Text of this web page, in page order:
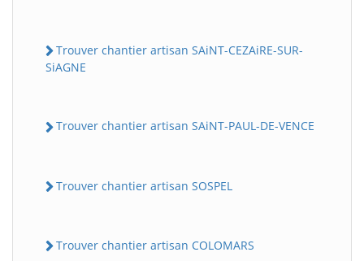
Trouver chantier artisan SAiNT-CEZAiRE-SUR-
SiAGNE
Trouver chantier artisan SAiNT-PAUL-DE-VENCE
Trouver chantier artisan SOSPEL
Trouver chantier artisan COLOMARS